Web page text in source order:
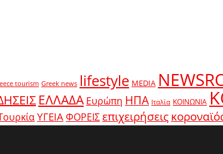
tourism Greek news lifestyle MEDIA
ΕΛΛΑΔΑ Ευρώπη ΗΠΑ Ιταλία ΚΟΙΝΩΝΙΑ
ΥΓΕΙΑΦΟΡΕΙΣεπιχειρήσεις